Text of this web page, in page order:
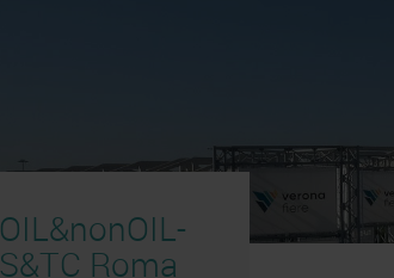
OIL&nonOIL-
S&TC Roma